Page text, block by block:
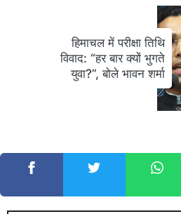
हिमाचल में परीक्षा तिथि
विवाद: “हर बार क्यों भुगते
युवा?”, बोले भावन शर्मा